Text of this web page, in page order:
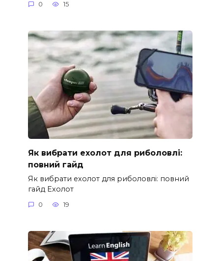
0 15
Як вибрати ехолот для риболовлі:
повний гайд
Як вибрати ехолот для риболовлі: повний
гайд Ехолот
0 19